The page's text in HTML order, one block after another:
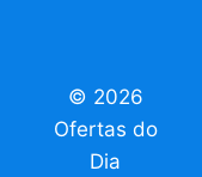
© 2026
Ofertas do
Dia